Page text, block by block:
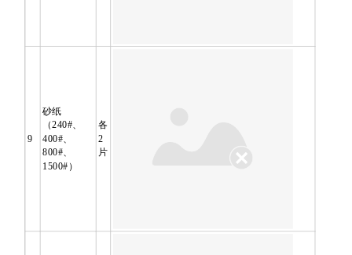
9
砂纸
（240#、
400#、
800#、
1500# ）
各
2
片